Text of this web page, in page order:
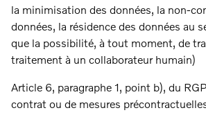
la minimisation des données, la non-
données, la résidence des données au
que la possibilité, à tout moment, de
traitement à un collaborateur humain)
Article 6, paragraphe 1, point b), du
contrat ou de mesures